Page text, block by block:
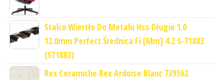
Stalco Wiertło Do Metalu Hss Długie 1.0
12.0mm Perfect Średnica Fi [Mm] 4.2 S-71883
(S71883)
Rex Ceramiche Rex Ardoise Blanc 739362